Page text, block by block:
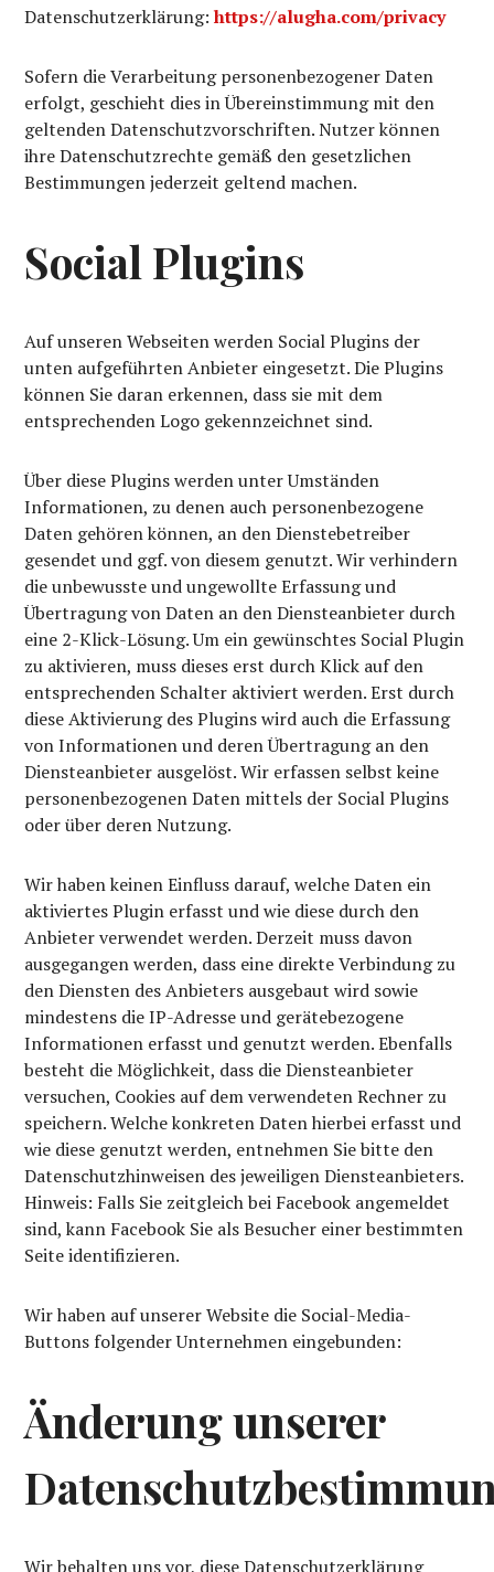
Datenschutzerklärung:https://alugha.com/privacy
Sofern die Verarbeitung personenbezogener Daten
erfolgt, geschieht dies in Übereinstimmung mit den
geltenden Datenschutzvorschriften. Nutzer können
ihre Datenschutzrechte gemäß den gesetzlichen
Bestimmungen jederzeit geltend machen.
Social Plugins
Auf unseren Webseiten werden Social Plugins der
unten aufgeführten Anbieter eingesetzt. Die Plugins
können Sie daran erkennen, dass sie mit dem
entsprechenden Logo gekennzeichnet sind.
Über diese Plugins werden unter Umständen
Informationen, zu denen auch personenbezogene
Daten gehören können, an den Dienstebetreiber
gesendet und ggf. von diesem genutzt. Wir verhindern
die unbewusste und ungewollte Erfassung und
Übertragung von Daten an den Diensteanbieter durch
eine 2-Klick-Lösung. Um ein gewünschtes Social Plugin
zu aktivieren, muss dieses erst durch Klick auf den
entsprechenden Schalter aktiviert werden. Erst durch
diese Aktivierung des Plugins wird auch die Erfassung
von Informationen und deren Übertragung an den
Diensteanbieter ausgelöst. Wir erfassen selbst keine
personenbezogenen Daten mittels der Social Plugins
oder über deren Nutzung.
Wir haben keinen Einfluss darauf, welche Daten ein
aktiviertes Plugin erfasst und wie diese durch den
Anbieter verwendet werden. Derzeit muss davon
ausgegangen werden, dass eine direkte Verbindung zu
den Diensten des Anbieters ausgebaut wird sowie
mindestens die IP-Adresse und gerätebezogene
Informationen erfasst und genutzt werden. Ebenfalls
besteht die Möglichkeit, dass die Diensteanbieter
versuchen, Cookies auf dem verwendeten Rechner zu
speichern. Welche konkreten Daten hierbei erfasst und
wie diese genutzt werden, entnehmen Sie bitte den
Datenschutzhinweisen des jeweiligen Diensteanbieters.
Hinweis: Falls Sie zeitgleich bei Facebook angemeldet
sind, kann Facebook Sie als Besucher einer bestimmten
Seite identifizieren.
Wir haben auf unserer Website die Social-Media-
Buttons folgender Unternehmen eingebunden:
Änderung unserer
Wir behalten uns vor, diese Datenschutzerklärung